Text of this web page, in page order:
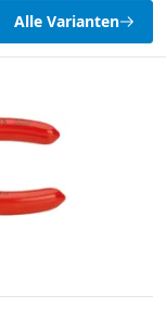
Alle Varianten